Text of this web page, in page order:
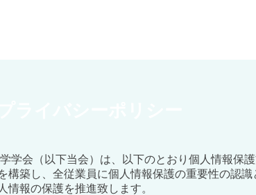
学会（以下当会）は、以下のとおり個人情報保
構築し、全従業員に個人情報保護の重要性の認識
情報の保護を推進致します。